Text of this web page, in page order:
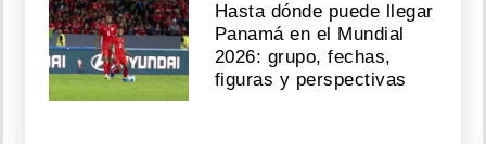
Hasta dónde puede llegar
Panamá en el Mundial
2026: grupo, fechas,
figuras y perspectivas